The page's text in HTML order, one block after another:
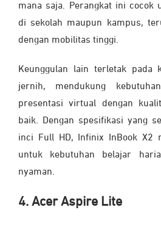
mana saja. Perangkat ini cocok
di sekolah maupun kampus,
dengan mobilitas tinggi.
Keunggulan lain terletak pada
jernih, mendukung
presentasi virtual dengan
baik. Dengan spesifikasi yang
inci Full HD, Infinix InBook X2
untuk kebutuhan belajar
nyaman.
4. Acer Aspire Lite